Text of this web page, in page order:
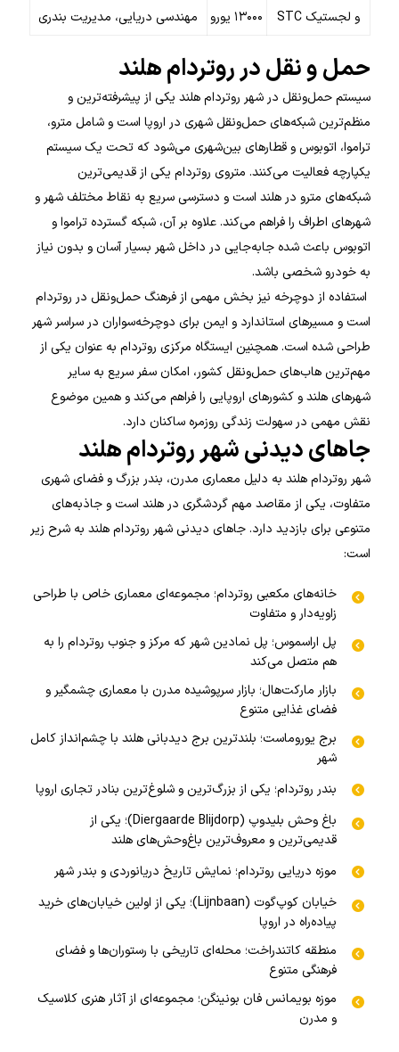
و لجستیک STC
۱۳۰۰۰ یورو
مهندسی دریایی، مدیریت بندری
حمل و نقل در روتردام هلند
سیستم حمل‌ونقل در شهر روتردام هلند یکی از پیشرفته‌ترین و
منظم‌ترین شبکه‌های حمل‌ونقل شهری در اروپا است و شامل مترو،
تراموا، اتوبوس و قطارهای بین‌شهری می‌شود که تحت یک سیستم
یکپارچه فعالیت می‌کنند. متروی روتردام یکی از قدیمی‌ترین
شبکه‌های مترو در هلند است و دسترسی سریع به نقاط مختلف شهر و
شهرهای اطراف را فراهم می‌کند. علاوه بر آن، شبکه گسترده تراموا و
اتوبوس باعث شده جابه‌جایی در داخل شهر بسیار آسان و بدون نیاز
به خودرو شخصی باشد.
استفاده از دوچرخه نیز بخش مهمی از فرهنگ حمل‌ونقل در روتردام
است و مسیرهای استاندارد و ایمن برای دوچرخه‌سواران در سراسر شهر
طراحی شده است. همچنین ایستگاه مرکزی روتردام به عنوان یکی از
مهم‌ترین هاب‌های حمل‌ونقل کشور، امکان سفر سریع به سایر
شهرهای هلند و کشورهای اروپایی را فراهم می‌کند و همین موضوع
نقش مهمی در سهولت زندگی روزمره ساکنان دارد.
جاهای دیدنی شهر روتردام هلند
شهر روتردام هلند به دلیل معماری مدرن، بندر بزرگ و فضای شهری
متفاوت، یکی از مقاصد مهم گردشگری در هلند است و جاذبه‌های
متنوعی برای بازدید دارد. جاهای دیدنی شهر روتردام هلند به شرح زیر
است:
خانه‌های مکعبی روتردام؛ مجموعه‌ای معماری خاص با طراحی
زاویه‌دار و متفاوت
پل اراسموس؛ پل نمادین شهر که مرکز و جنوب روتردام را به
هم متصل می‌کند
بازار مارکت‌هال؛ بازار سرپوشیده مدرن با معماری چشمگیر و
فضای غذایی متنوع
برج یوروماست؛ بلندترین برج دیدبانی هلند با چشم‌انداز کامل
شهر
بندر روتردام؛ یکی از بزرگ‌ترین و شلوغ‌ترین بنادر تجاری اروپا
باغ وحش بلیدوپ (Diergaarde Blijdorp)؛ یکی از
قدیمی‌ترین و معروف‌ترین باغ‌وحش‌های هلند
موزه دریایی روتردام؛ نمایش تاریخ دریانوردی و بندر شهر
خیابان کوپ‌گوت (Lijnbaan)؛ یکی از اولین خیابان‌های خرید
پیاده‌راه در اروپا
منطقه کاتندراخت؛ محله‌ای تاریخی با رستوران‌ها و فضای
فرهنگی متنوع
موزه بویمانس فان بونینگن؛ مجموعه‌ای از آثار هنری کلاسیک
و مدرن